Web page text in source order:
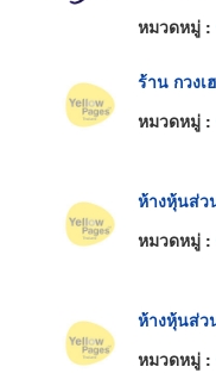
หมวดหมู่ :
ร้าน กวงเ
หมวดหมู่ :
ห้างหุ้นส่ว
หมวดหมู่ :
ห้างหุ้นส่ว
หมวดหมู่ :